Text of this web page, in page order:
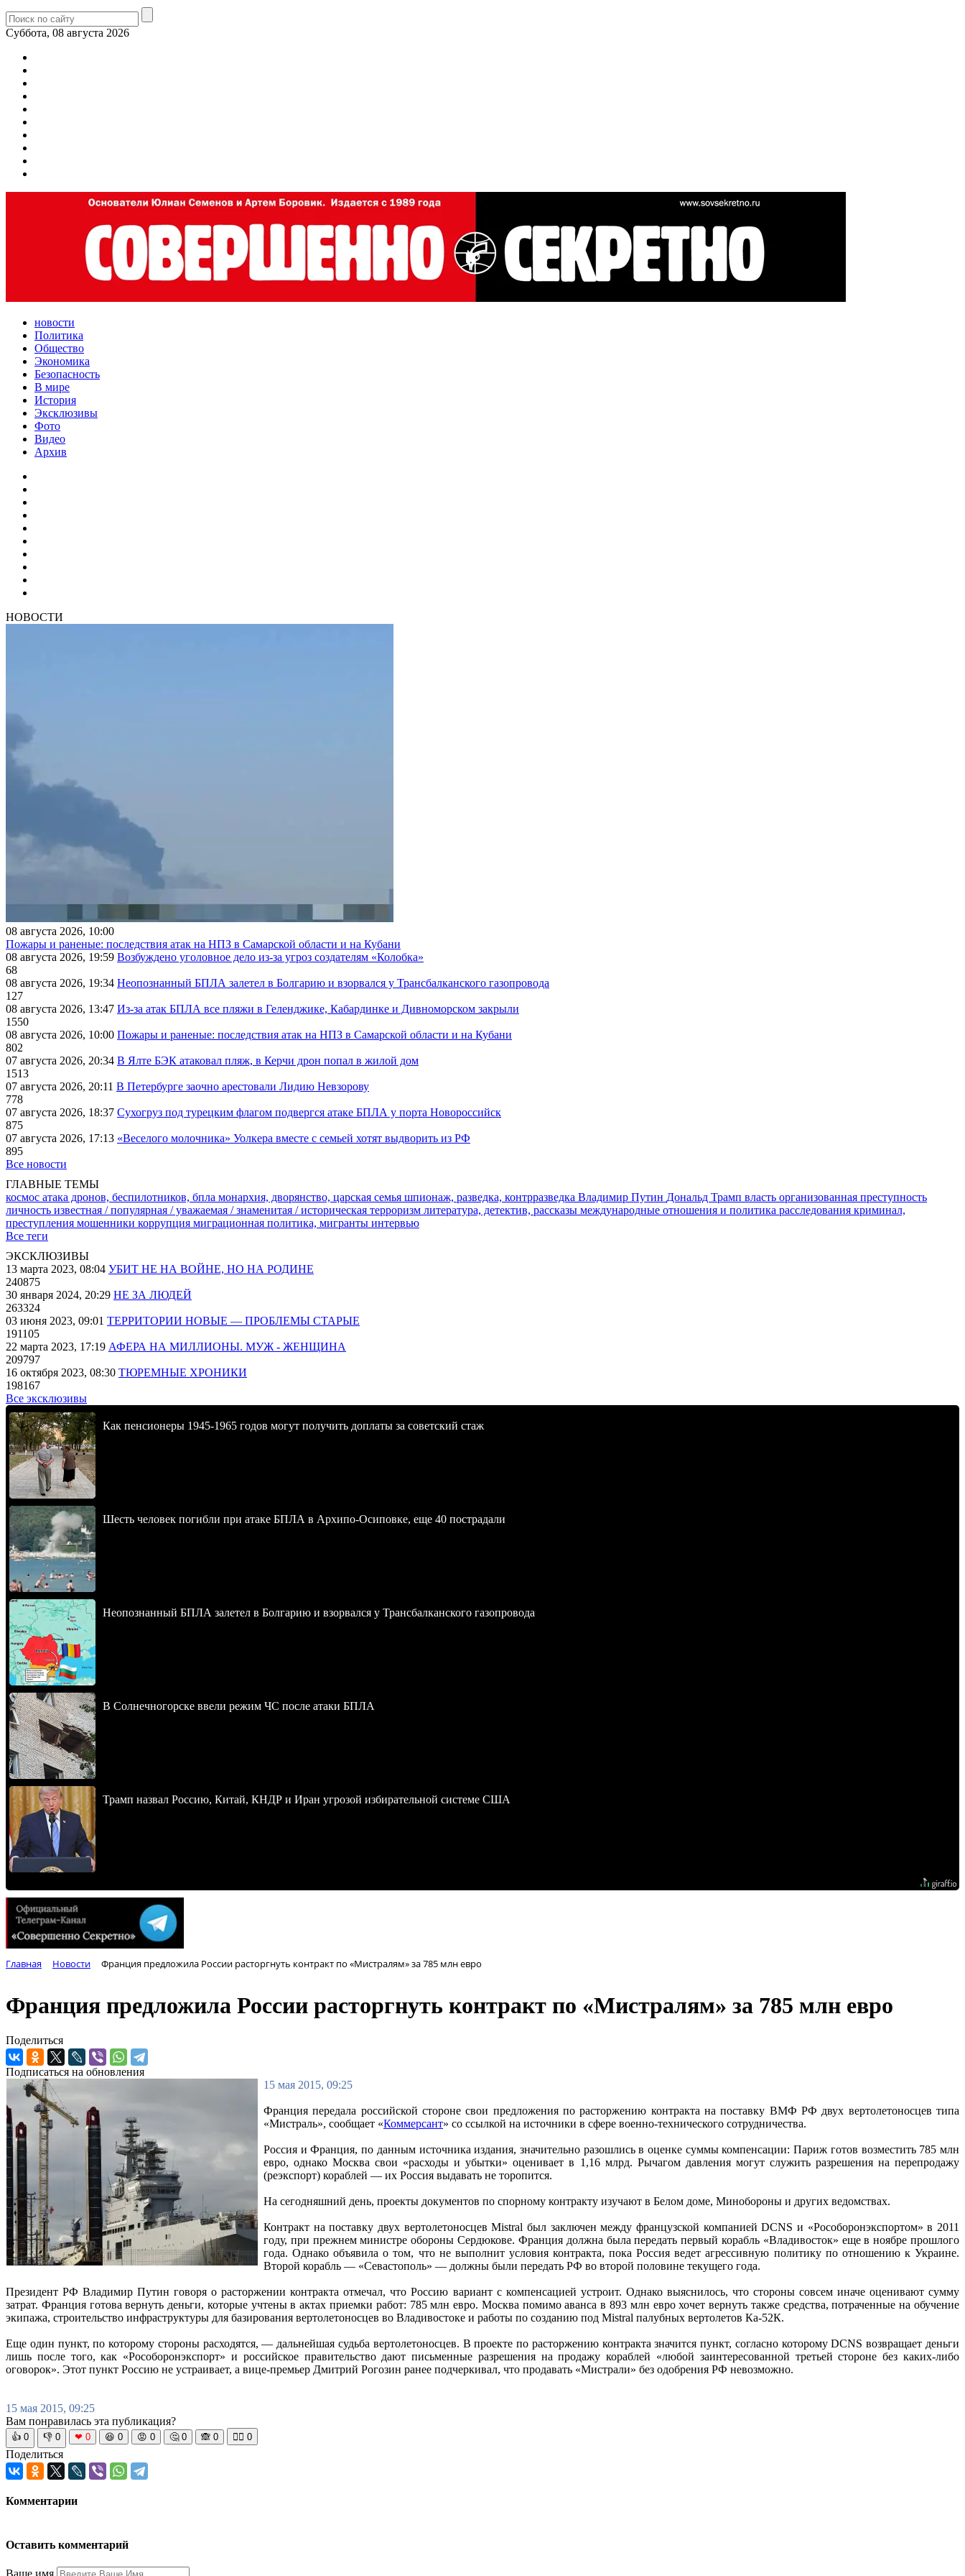
Суббота, 08 августа 2026
новости
Политика
Общество
Экономика
Безопасность
В мире
История
Эксклюзивы
Фото
Видео
Архив
НОВОСТИ
08 августа 2026, 10:00
Пожары и раненые: последствия атак на НПЗ в Самарской области и на Кубани
08 августа 2026, 19:59 Возбуждено уголовное дело из-за угроз создателям «Колобка»
68
08 августа 2026, 19:34 Неопознанный БПЛА залетел в Болгарию и взорвался у Трансбалканского газопровода
127
08 августа 2026, 13:47 Из-за атак БПЛА все пляжи в Геленджике, Кабардинке и Дивноморском закрыли
1550
08 августа 2026, 10:00 Пожары и раненые: последствия атак на НПЗ в Самарской области и на Кубани
802
07 августа 2026, 20:34 В Ялте БЭК атаковал пляж, в Керчи дрон попал в жилой дом
1513
07 августа 2026, 20:11 В Петербурге заочно арестовали Лидию Невзорову
778
07 августа 2026, 18:37 Сухогруз под турецким флагом подвергся атаке БПЛА у порта Новороссийск
875
07 августа 2026, 17:13 «Веселого молочника» Уолкера вместе с семьей хотят выдворить из РФ
895
Все новости
ГЛАВНЫЕ ТЕМЫ
космос атака дронов, беспилотников, бпла монархия, дворянство, царская семья шпионаж, разведка, контрразведка Владимир Путин Дональд Трамп власть организованная преступность
личность известная / популярная / уважаемая / знаменитая / историческая терроризм литература, детектив, рассказы международные отношения и политика расследования криминал,
преступления мошенники коррупция миграционная политика, мигранты интервью
Все теги
ЭКСКЛЮЗИВЫ
13 марта 2023, 08:04 УБИТ НЕ НА ВОЙНЕ, НО НА РОДИНЕ
240875
30 января 2024, 20:29 НЕ ЗА ЛЮДЕЙ
263324
03 июня 2023, 09:01 ТЕРРИТОРИИ НОВЫЕ — ПРОБЛЕМЫ СТАРЫЕ
191105
22 марта 2023, 17:19 АФЕРА НА МИЛЛИОНЫ. МУЖ - ЖЕНЩИНА
209797
16 октября 2023, 08:30 ТЮРЕМНЫЕ ХРОНИКИ
198167
Все эксклюзивы
Как пенсионеры 1945-1965 годов могут получить доплаты за советский стаж
Шесть человек погибли при атаке БПЛА в Архипо-Осиповке, еще 40 пострадали
Неопознанный БПЛА залетел в Болгарию и взорвался у Трансбалканского газопровода
В Солнечногорске ввели режим ЧС после атаки БПЛА
Трамп назвал Россию, Китай, КНДР и Иран угрозой избирательной системе США
Главная Новости Франция предложила России расторгнуть контракт по «Мистралям» за 785 млн евро
Франция предложила России расторгнуть контракт по «Мистралям» за 785 млн евро
Поделиться
Подписаться на обновления
15 мая 2015, 09:25
Франция передала российской стороне свои предложения по расторжению контракта на поставку ВМФ РФ двух вертолетоносцев типа
«Мистраль», сообщает «Коммерсант» со ссылкой на источники в сфере военно-технического сотрудничества.
Россия и Франция, по данным источника издания, значительно разошлись в оценке суммы компенсации: Париж готов возместить 785 млн
евро, однако Москва свои «расходы и убытки» оценивает в 1,16 млрд. Рычагом давления могут служить разрешения на перепродажу
(реэкспорт) кораблей — их Россия выдавать не торопится.
На сегодняшний день, проекты документов по спорному контракту изучают в Белом доме, Минобороны и других ведомствах.
Контракт на поставку двух вертолетоносцев Mistral был заключен между французской компанией DCNS и «Рособоронэкспортом» в 2011
году, при прежнем министре обороны Сердюкове. Франция должна была передать первый корабль «Владивосток» еще в ноябре прошлого
года. Однако объявила о том, что не выполнит условия контракта, пока Россия ведет агрессивную политику по отношению к Украине.
Второй корабль — «Севастополь» — должны были передать РФ во второй половине текущего года.
Президент РФ Владимир Путин говоря о расторжении контракта отмечал, что Россию вариант с компенсацией устроит. Однако выяснилось, что стороны совсем иначе оценивают сумму
затрат. Франция готова вернуть деньги, которые учтены в актах приемки работ: 785 млн евро. Москва помимо аванса в 893 млн евро хочет вернуть также средства, потраченные на обучение
экипажа, строительство инфраструктуры для базирования вертолетоносцев во Владивостоке и работы по созданию под Mistral палубных вертолетов Ка-52К.
Еще один пункт, по которому стороны расходятся, — дальнейшая судьба вертолетоносцев. В проекте по расторжению контракта значится пункт, согласно которому DCNS возвращает деньги
лишь после того, как «Рособоронэкспорт» и российское правительство дают письменные разрешения на продажу кораблей «любой заинтересованной третьей стороне без каких-либо
оговорок». Этот пункт Россию не устраивает, а вице-премьер Дмитрий Рогозин ранее подчеркивал, что продавать «Мистрали» без одобрения РФ невозможно.
15 мая 2015, 09:25
Вам понравилась эта публикация?
👍 0 👎 0 ❤ 0 😆 0 😡 0 🤔 0 🙈 0 🧘‍♀️ 0
Поделиться
Комментарии
Оставить комментарий